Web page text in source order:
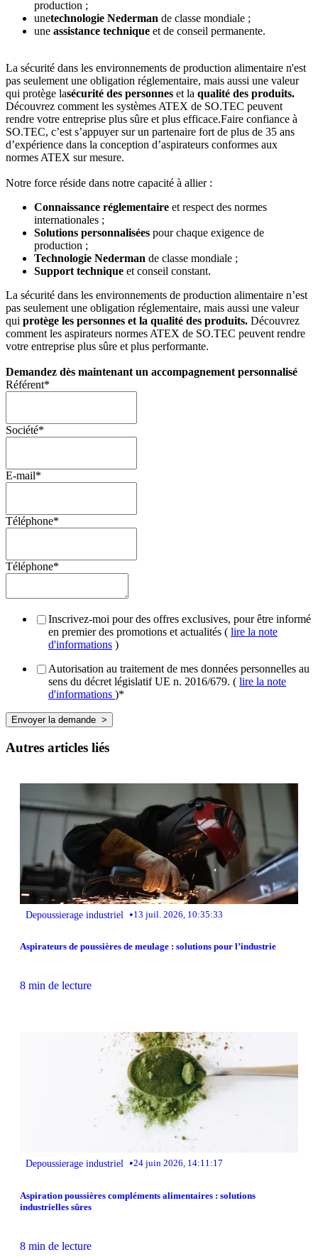
production ;
unetechnologie Nederman de classe mondiale ;
une assistance technique et de conseil permanente.
La sécurité dans les environnements de production alimentaire n'est
pas seulement une obligation réglementaire, mais aussi une valeur
qui protège lasécurité des personnes et la qualité des produits.
Découvrez comment les systèmes ATEX de SO.TEC peuvent
rendre votre entreprise plus sûre et plus efficace.Faire confiance à
SO.TEC, c’est s’appuyer sur un partenaire fort de plus de 35 ans
d’expérience dans la conception d’aspirateurs conformes aux
normes ATEX sur mesure.
Notre force réside dans notre capacité à allier :
Connaissance réglementaire et respect des normes
internationales ;
Solutions personnalisées pour chaque exigence de
production ;
Technologie Nederman de classe mondiale ;
Support technique et conseil constant.
La sécurité dans les environnements de production alimentaire n’est
pas seulement une obligation réglementaire, mais aussi une valeur
qui protège les personnes et la qualité des produits. Découvrez
comment les aspirateurs normes ATEX de SO.TEC peuvent rendre
votre entreprise plus sûre et plus performante.
Demandez dès maintenant un accompagnement personnalisé
Référent*
Société*
E-mail*
Téléphone*
Téléphone*
Inscrivez-moi pour des offres exclusives, pour être informé
en premier des promotions et actualités ( lire la note
d'informations )
Autorisation au traitement de mes données personnelles au
sens du décret législatif UE n. 2016/679. ( lire la note
d'informations )*
Autres articles liés
Depoussierage industriel •13 juil. 2026, 10:35:33
Aspirateurs de poussières de meulage : solutions pour l’industrie
8 min de lecture
Depoussierage industriel •24 juin 2026, 14:11:17
Aspiration poussières compléments alimentaires : solutions
industrielles sûres
8 min de lecture